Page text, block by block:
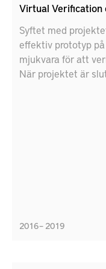
Virtual Verification
Syftet med
effektiv prototyp
mjukvara för att
När projektet är
2016 – 2019